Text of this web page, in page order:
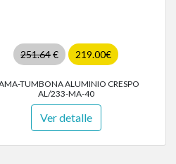
251.64€ 219.00€
TUMBONA ALUMINIO CRESPO
AL/233-MA-40
Ver detalle